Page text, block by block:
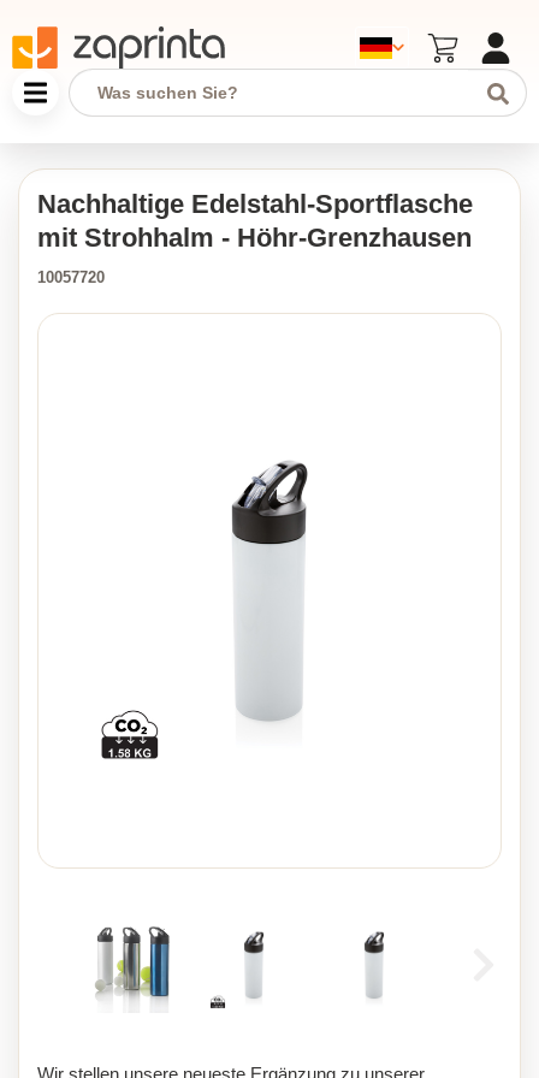
Nachhaltige Edelstahl-Sportflasche
mit Strohhalm - Höhr-Grenzhausen
10057720
Wir stellen unsere neueste Ergänzung zu unserer